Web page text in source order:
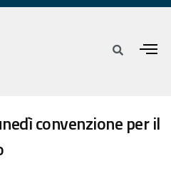
convenzione per il